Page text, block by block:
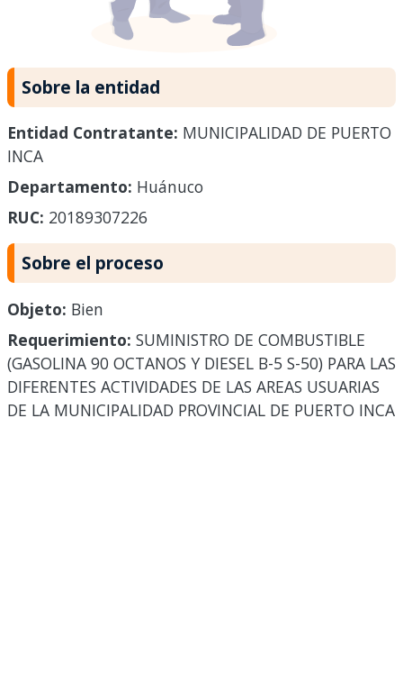
Sobre la entidad
Entidad Contratante: MUNICIPALIDAD DE PUERTO
INCA
Departamento: Huánuco
RUC: 20189307226
Sobre el proceso
Objeto: Bien
Requerimiento: SUMINISTRO DE COMBUSTIBLE
(GASOLINA 90 OCTANOS Y DIESEL B-5 S-50) PARA LAS
DIFERENTES ACTIVIDADES DE LAS AREAS USUARIAS
DE LA MUNICIPALIDAD PROVINCIAL DE PUERTO INCA